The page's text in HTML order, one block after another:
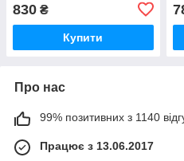
830 ₴
Купити
Про нас
99% позитивних з 1140
Працює з 13.06.2017